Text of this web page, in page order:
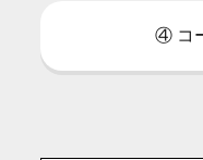
④ コ